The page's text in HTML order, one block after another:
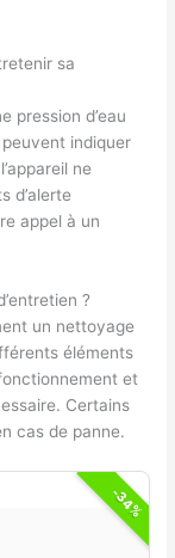
sa
pression d’eau
indiquer
ne
d’alerte
appel à un
?
un nettoyage
éléments
et
Certains
cas de panne.
-34%